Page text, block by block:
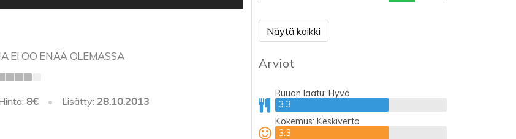
Näytä kaikki
Arviot
Ruuan laatu:Hyvä
3.3
3.3
Kokemus:Keskiverto
3.3
3.3
EI OO ENÄÄ OLEMASSA
8€ • Lisätty: 28.10.2013